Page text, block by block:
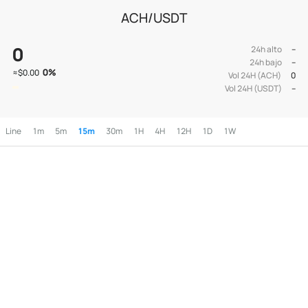
ACH/USDT
0
≈$0.00 0%
24h alto
--
24h bajo
--
Vol 24H (ACH)
0
Vol 24H (USDT)
--
Line 1m 5m 15m 30m 1H 4H 12H 1D 1W